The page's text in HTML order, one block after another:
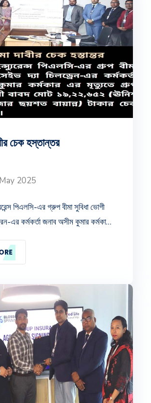
চেক হস্তান্তর
2025
পিএলসি-এর গ্রুপ বীমা সুবিধা ভোগী
এর কর্মকর্তা জনাব অসীম কুমার কর্মকার
ছয়শত বায়ান্ন) টাকার চেক
চার্টার্ড লাইফ-এর সিএফও জনাব আবু
সেইফগার্ডিং মিস রাহাত আফরোজ এর
চেক হস্তান্তর করেন।